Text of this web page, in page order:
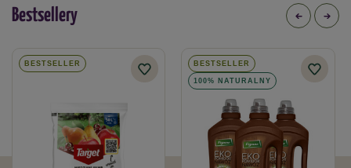
Bestsellery
BESTSELLER BESTSELLER
100% NATURALNY